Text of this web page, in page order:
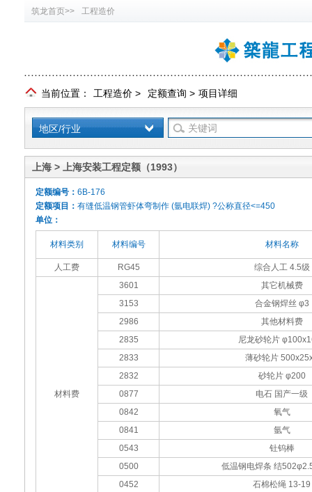
筑龙首页>> 工程造价
当前位置： 工程造价 > 定额查询 > 项目详细
地区/行业
上海 > 上海安装工程定额（1993）
定额编号： 6B-176
定额项目： 有缝低温钢管虾体弯制作 (氩电联焊) ?公称直径<=450
单位：
材料类别 材料编号 材料名称
人工费 RG45 综合人工 4.5级
材料费
3601
其它机械费
3153
合金钢焊丝 φ3
2986
其他材料费
2835
尼龙砂轮片
2833
薄砂轮片
2832
砂轮片 φ200
0877
电石 国产一级
0842
氧气
0841
氩气
0543
钍钨棒
0500
低温钢电焊条 结
0452
石棉松绳 13-19